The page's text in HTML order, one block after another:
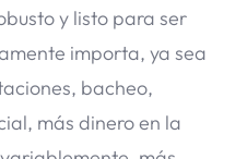
y listo para ser
importa, ya sea
bacheo,
más dinero en la